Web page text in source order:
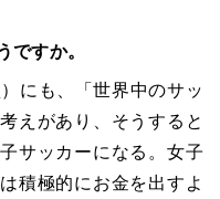
すか。
にも、「世界中のサッ
えがあり、そうすると
サッカーになる。女子
積極的にお金を出すよ